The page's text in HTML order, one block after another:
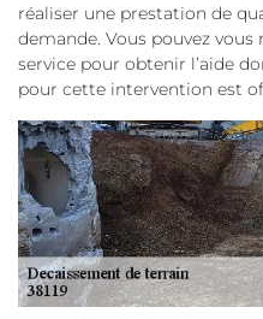
réaliser une prestation de
demande. Vous pouvez
service pour obtenir l’aide
pour cette intervention est